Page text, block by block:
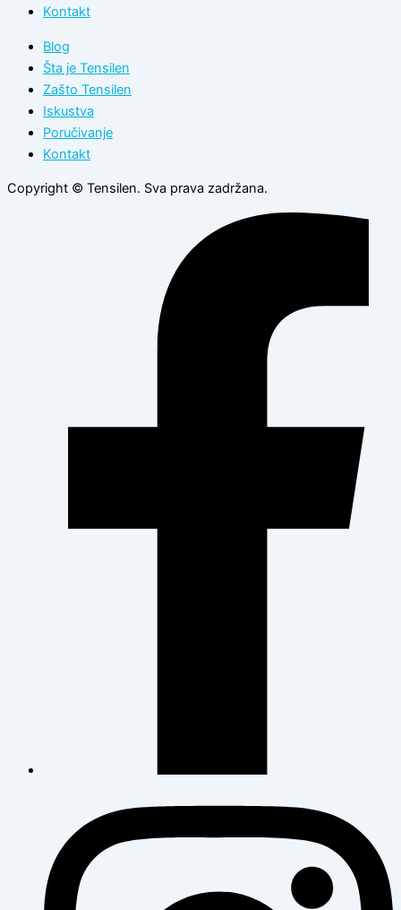
Kontakt
Blog
Šta je Tensilen
Zašto Tensilen
Iskustva
Poručivanje
Kontakt
Copyright © Tensilen. Sva prava zadržana.